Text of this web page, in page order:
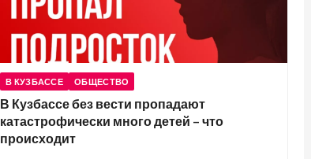
В КУЗБАССЕ ОБЩЕСТВО
В Кузбассе без вести пропадают
катастрофически много детей – что
происходит